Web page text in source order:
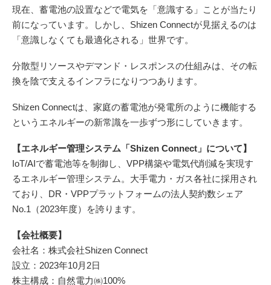
現在、蓄電池の設置などで電気を「意識する」ことが当たり
前になっています。しかし、Shizen Connectが見据えるのは
「意識しなくても最適化される」世界です。
分散型リソースやデマンド・レスポンスの仕組みは、その転
換を陰で支えるインフラになりつつあります。
Shizen Connectは、家庭の蓄電池が発電所のように機能する
というエネルギーの新常識を一歩ずつ形にしていきます。
【エネルギー管理システム「Shizen Connect」について】
IoT/AIで蓄電池等を制御し、VPP構築や電気代削減を実現す
るエネルギー管理システム。大手電力・ガス各社に採用され
ており、DR・VPPプラットフォームの法人契約数シェア
No.1（2023年度）を誇ります。
【会社概要】
会社名：株式会社Shizen Connect
設立：2023年10月2日
株主構成：自然電力㈱100%